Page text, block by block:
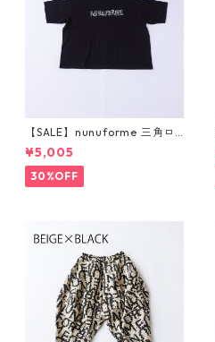
【SALE】nunuforme 三角ロ
ゴプリントT 1サイズ（155）
¥5,005
30%OFF